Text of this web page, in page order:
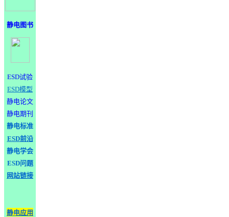
静电图书
ESD试验
ESD模型
静电论文
静电期刊
静电标准
ESD前沿
静电学会
ESD问题
网站链接
静电应用